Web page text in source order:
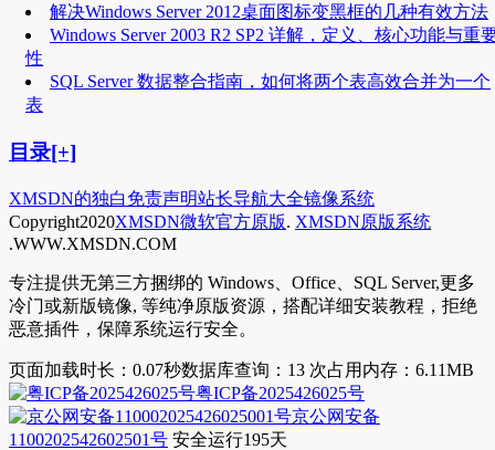
解决Windows Server 2012桌面图标变黑框的几种有效方法
Windows Server 2003 R2 SP2 详解，定义、核心功能与重
性
SQL Server 数据整合指南，如何将两个表高效合并为一个
表
目录[+]
XMSDN的独白免责声明站长导航大全镜像系统
Copyright2020XMSDN微软官方原版. XMSDN原版系统
.WWW.XMSDN.COM
专注提供无第三方捆绑的 Windows、Office、SQL Server,更多
冷门或新版镜像, 等纯净原版资源，搭配详细安装教程，拒绝
恶意插件，保障系统运行安全。
页面加载时长：0.07秒数据库查询：13 次占用内存：6.11MB
粤ICP备2025426025号
京公网安备
1100202542602501号 安全运行195天